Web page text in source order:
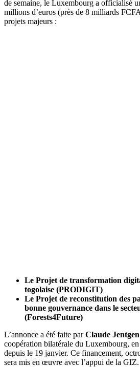
de semaine, le Luxembourg a officialisé
millions d’euros (près de 8 milliards
projets majeurs :
Le Projet de transformation
togolaise (PRODIGIT)
Le Projet de reconstitution des
bonne gouvernance dans le
(Forests4Future)
L’annonce a été faite parClaude Jentgen
coopération bilatérale du Luxembourg,
depuis le 19 janvier. Ce financement,
sera mis en œuvre avec l’appui de la GIZ.